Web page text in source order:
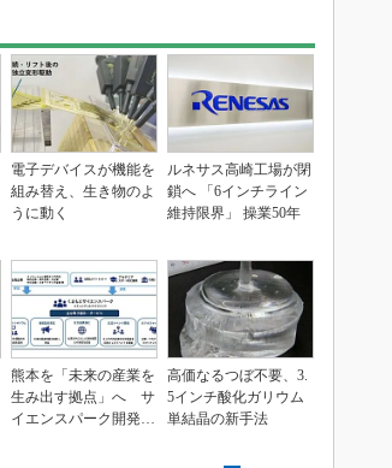
電子デバイスが機能を
組み替え、生き物のよ
うに動く
ルネサス高崎工場が閉
鎖へ 「6インチライン
維持限界」 操業50年
熊本を「未来の産業を
生み出す拠点」へ サ
イエンスパーク開発進
高価なるつぼ不要、3.
5インチ酸化ガリウム
単結晶の新手法